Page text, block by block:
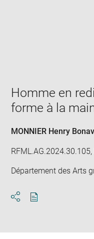
Homme en
forme à la
MONNIER Henry
RFML.AG.2024.30.105,
Département des Arts